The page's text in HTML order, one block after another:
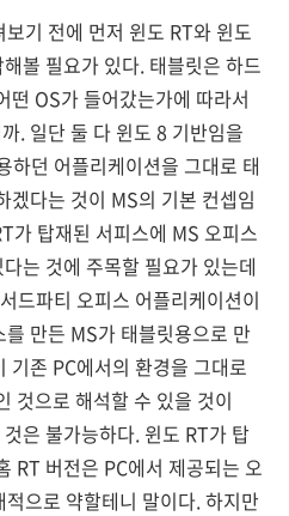
기 전에 먼저 윈도 RT와 윈도
볼 필요가 있다. 태블릿은 하드
떤 OS가 들어갔는가에 따라서
. 일단 둘 다 윈도 8 기반임을
하던 어플리케이션을 그대로 태
겠다는 것이 MS의 기본 컨셉임
가 탑재된 서피스에 MS 오피스
는 것에 주목할 필요가 있는데
드파티 오피스 어플리케이션이
만든 MS가 태블릿용으로 만
기존 PC에서의 환경을 그대로
것으로 해석할 수 있을 것이
은 불가능하다. 윈도 RT가 탑
RT 버전은 PC에서 제공되는 오
으로 약할테니 말이다. 하지만